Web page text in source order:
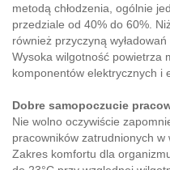
metodą chłodzenia, ogólnie
przedziale od 40% do 60%.
również przyczyną
Wysoka wilgotność powietrza
komponentów elektrycznych i
Dobre samopoczucie
Nie wolno oczywiście
pracowników zatrudnionych w
Zakres komfortu dla